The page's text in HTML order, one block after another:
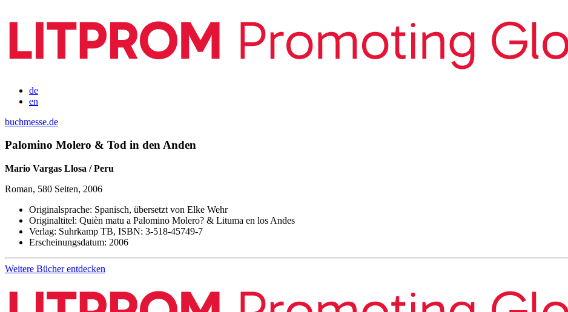
de
en
buchmesse.de
Palomino Molero & Tod in den Anden
Mario Vargas Llosa / Peru
Roman, 580 Seiten, 2006
Originalsprache: Spanisch, übersetzt von Elke Wehr
Originaltitel: Quièn matu a Palomino Molero? & Lituma en los Andes
Verlag: Suhrkamp TB, ISBN: 3-518-45749-7
Erscheinungsdatum: 2006
Weitere Bücher entdecken